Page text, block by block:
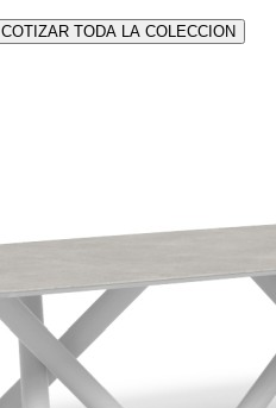
COTIZAR TODA LA COLECCION